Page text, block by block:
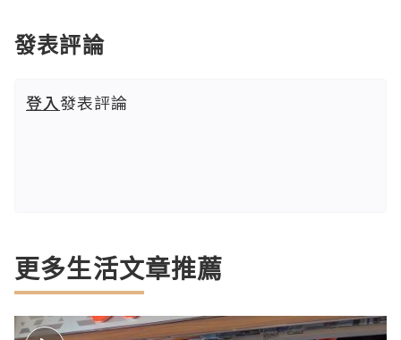
發表評論
登入發表評論
更多生活文章推薦